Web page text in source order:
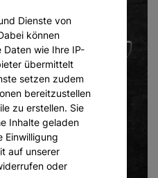
Dienste von
können
wie Ihre IP-
übermittelt
setzen zudem
bereitzustellen
zu erstellen. Sie
Inhalte geladen
Einwilligung
auf unserer
oder